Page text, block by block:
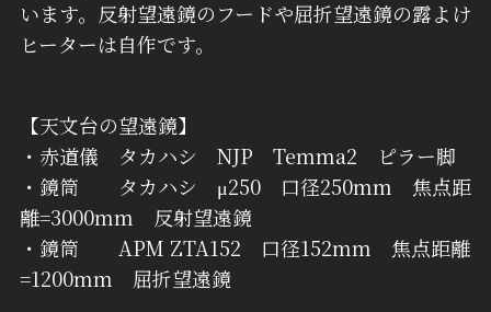
います。反射望遠鏡のフードや屈折望遠鏡の露よけ
ヒーターは自作です。
【天文台の望遠鏡】
・赤道儀 タカハシ NJP Temma2 ピラー脚
・鏡筒 タカハシ μ250 口径250mm 焦点距
離=3000mm 反射望遠鏡
・鏡筒 APM ZTA152 口径152mm 焦点距離
=1200mm 屈折望遠鏡